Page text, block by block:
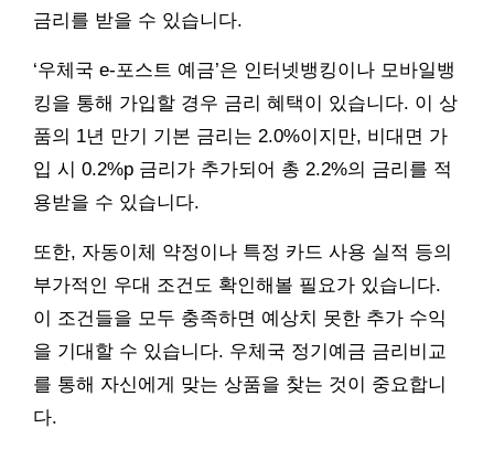
금리를 받을 수 있습니다.
‘우체국 e-포스트 예금’은 인터넷뱅킹이나 모바일뱅
킹을 통해 가입할 경우 금리 혜택이 있습니다. 이 상
품의 1년 만기 기본 금리는 2.0%이지만, 비대면 가
입 시 0.2%p 금리가 추가되어 총 2.2%의 금리를 적
용받을 수 있습니다.
또한, 자동이체 약정이나 특정 카드 사용 실적 등의
부가적인 우대 조건도 확인해볼 필요가 있습니다.
이 조건들을 모두 충족하면 예상치 못한 추가 수익
을 기대할 수 있습니다. 우체국 정기예금 금리비교
를 통해 자신에게 맞는 상품을 찾는 것이 중요합니
다.